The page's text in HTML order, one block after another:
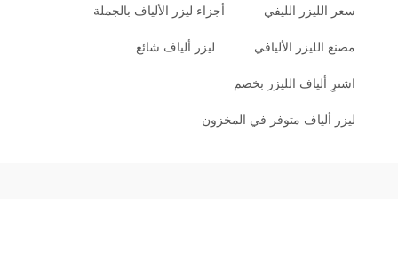
سعر الليزر الليفي أجزاء ليزر الألياف بالجملة
مصنع الليزر الأليافي ليزر ألياف شائع
اشترِ ألياف الليزر بخصم
ليزر ألياف متوفر في المخزون